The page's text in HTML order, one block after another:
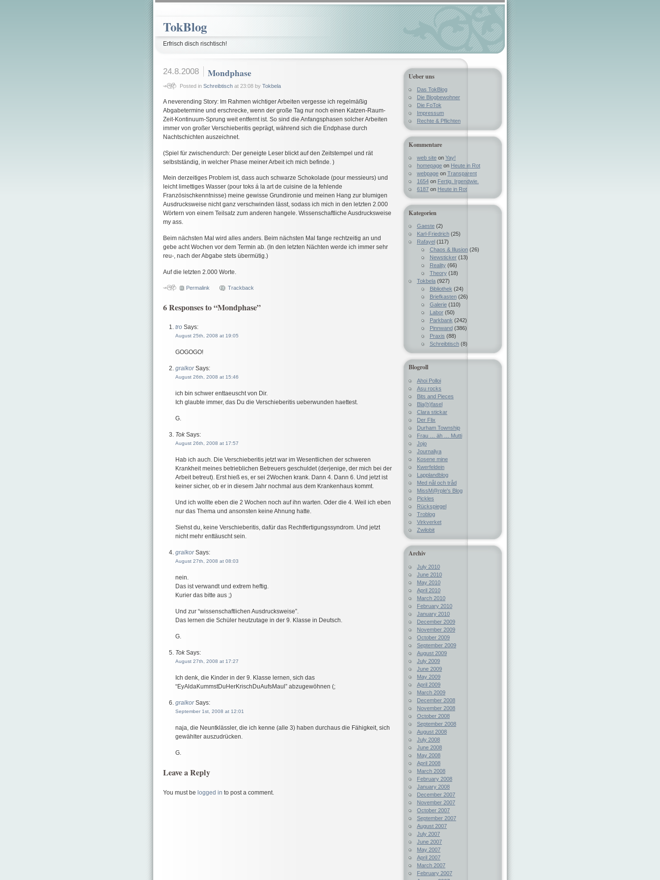
TokBlog
Erfrisch disch rischtisch!
24.8.2008 Mondphase
Posted in Schreibtischat 23:08 by Tokbela
A neverending Story: Im Rahmen wichtiger Arbeiten vergesse ich regelmäßig
Abgabetermine und erschrecke, wenn der große Tag nur noch einen Katzen-Raum-
Zeit-Kontinuum-Sprung weit entfernt ist. So sind die Anfangsphasen solcher Arbeiten
immer von großer Verschieberitis geprägt, während sich die Endphase durch
Nachtschichten auszeichnet.
(Spiel für zwischendurch: Der geneigte Leser blickt auf den Zeitstempel und rät
selbstständig, in welcher Phase meiner Arbeit ich mich befinde. )
Mein derzeitiges Problem ist, dass auch schwarze Schokolade (pour messieurs) und
leicht limettiges Wasser (pour toks á la art de cuisine de la fehlende
Französischkenntnisse) meine gewisse Grundironie und meinen Hang zur blumigen
Ausdrucksweise nicht ganz verschwinden lässt, sodass ich mich in den letzten 2.000
Wörtern von einem Teilsatz zum anderen hangele. Wissenschaftliche Ausdrucksweise
my ass.
Beim nächsten Mal wird alles anders. Beim nächsten Mal fange rechtzeitig an und
gebe acht Wochen vor dem Termin ab. (In den letzten Nächten werde ich immer sehr
reu-, nach der Abgabe stets übermütig.)
Auf die letzten 2.000 Worte.
Permalink Trackback
6 Responses to “Mondphase”
troSays:
August 25th, 2008 at 19:05
GOGOGO!
gralkorSays:
August 26th, 2008 at 15:46
ich bin schwer enttaeuscht von Dir.
Ich glaubte immer, das Du die Verschieberitis ueberwunden haettest.
G.
TokSays:
August 26th, 2008 at 17:57
Hab ich auch. Die Verschieberitis jetzt war im Wesentlichen der schweren
Krankheit meines betrieblichen Betreuers geschuldet (derjenige, der mich bei der
Arbeit betreut). Erst hieß es, er sei 2Wochen krank. Dann 4. Dann 6. Und jetzt ist
keiner sicher, ob er in diesem Jahr nochmal aus dem Krankenhaus kommt.
Und ich wollte eben die 2 Wochen noch auf ihn warten. Oder die 4. Weil ich eben
nur das Thema und ansonsten keine Ahnung hatte.
Siehst du, keine Verschieberitis, dafür das Rechtfertigungssyndrom. Und jetzt
nicht mehr enttäuscht sein.
gralkorSays:
August 27th, 2008 at 08:03
nein.
Das ist verwandt und extrem heftig.
Kurier das bitte aus ;)
Und zur “wissenschaftlichen Ausdrucksweise”.
Das lernen die Schüler heutzutage in der 9. Klasse in Deutsch.
G.
TokSays:
August 27th, 2008 at 17:27
Ich denk, die Kinder in der 9. Klasse lernen, sich das
“EyAldaKummstDuHerKrischDuAufsMaul” abzugewöhnen (;
gralkorSays:
September 1st, 2008 at 12:01
naja, die Neuntklässler, die ich kenne (alle 3) haben durchaus die Fähigkeit, sich
gewählter auszudrücken.
G.
Leave a Reply
You must be logged in to post a comment.
Ueber uns
Das TokBlog
Die Blogbewohner
Die FoTok
Impressum
Rechte & Pflichten
Kommentare
web siteon Yay!
homepageon Heute in Rot
webpageon Transparent
1654on Fertig. Irgendwie.
6187on Heute in Rot
Kategorien
Gaeste(2)
Karl-Friedrich(25)
Rafayel(117)
Chaos & Illusion(26)
Newsticker(13)
Reality(66)
Theory(18)
Tokbela(927)
Bibliothek (24)
Briefkasten(26)
Galerie(110)
Labor(50)
Parkbank (242)
Pinnwand(386)
Praxis (88)
Schreibtisch(8)
Blogroll
Ahoi Polloi
Asu rocks
Bits and Pieces
Bla(h)fasel
Clara stickar
Der Flix
Durham Township
Frau … äh … Mutti
Jojo
Journaliya
Kosene mine
Kwerfeldein
Lapplandblog
Med nål och tråd
MissM@rple's Blog
Pickles
Rückspiegel
Troblog
Virkverket
Zwilobit
Archiv
July 2010
June 2010
May 2010
April 2010
March 2010
February 2010
January 2010
December 2009
November 2009
October 2009
September 2009
August 2009
July 2009
June 2009
May 2009
April 2009
March 2009
December 2008
November 2008
October 2008
September 2008
August 2008
July 2008
June 2008
May 2008
April 2008
March 2008
February 2008
January 2008
December 2007
November 2007
October 2007
September 2007
August 2007
July 2007
June 2007
May 2007
April 2007
March 2007
February 2007